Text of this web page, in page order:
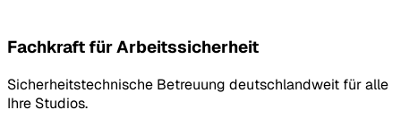
Fachkraft für Arbeitssicherheit
Sicherheitstechnische Betreuung deutschlandweit für alle
Ihre Studios.